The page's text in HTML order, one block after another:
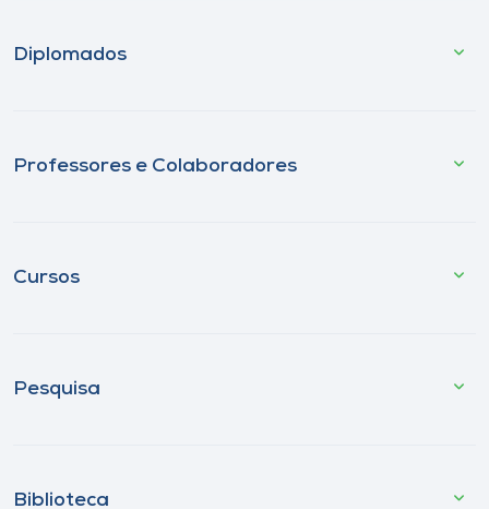
Diplomados
Professores e Colaboradores
Cursos
Pesquisa
Biblioteca